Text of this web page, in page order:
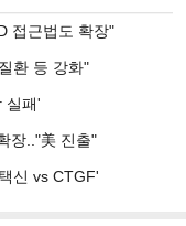
접근법도 확장"
환 등 강화"
실패'
장.."美 진출"
신 vs CTGF'